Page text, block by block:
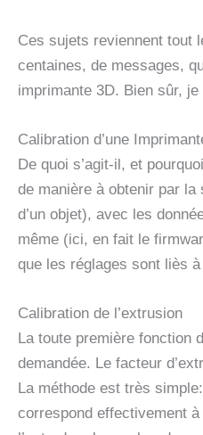
Ces sujets reviennent tout
centaines, de messages,
imprimante 3D. Bien sûr,
Calibration d’une
De quoi s’agit-il, et
de manière à obtenir par la
d’un objet), avec les
même (ici, en fait le
que les réglages sont liès
Calibration de l’extrusion
La toute première fonction
demandée. Le facteur
La méthode est très
correspond effectivement